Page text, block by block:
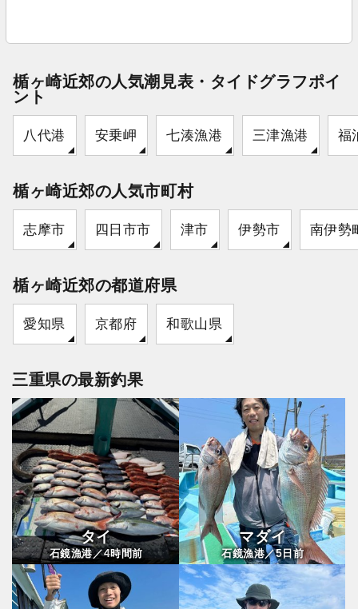
楯ヶ崎近郊の人気潮見表・タイドグラフポイ
ント
八代港 安乗岬 七湊漁港 三津漁港 福
楯ヶ崎近郊の人気市町村
志摩市 四日市市 津市 伊勢市 南伊勢
楯ヶ崎近郊の都道府県
愛知県 京都府 和歌山県
三重県の最新釣果
タイ
石鏡漁港／4時間前
マダイ
石鏡漁港／5 日前